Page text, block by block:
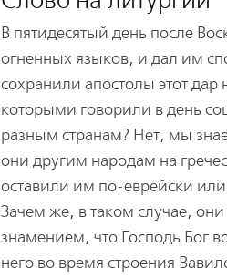
В пятидесятый день после
огненных языков, и дал им
сохранили апостолы этот
которыми говорили в день
разным странам? Нет, мы
они другим народам на
оставили им по-еврейски
Зачем же, в таком случае,
знамением, что Господь Бог
него во время строения